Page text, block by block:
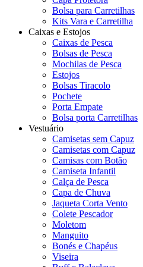
Bolsa para Carretilhas
Kits Vara e Carretilha
Caixas e Estojos
Caixas de Pesca
Bolsas de Pesca
Mochilas de Pesca
Estojos
Bolsas Tiracolo
Pochete
Porta Empate
Bolsa porta Carretilhas
Vestuário
Camisetas sem Capuz
Camisetas com Capuz
Camisas com Botão
Camiseta Infantil
Calça de Pesca
Capa de Chuva
Jaqueta Corta Vento
Colete Pescador
Moletom
Manguito
Bonés e Chapéus
Viseira